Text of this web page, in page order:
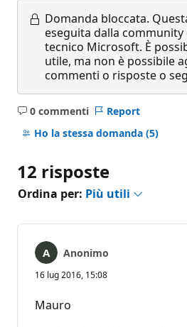
Domanda bloccata.
eseguita dalla
tecnico Microsoft. È
utile, ma non è possibile
commenti o risposte o
0 commenti
Nessun
commento
Report
Ho la stessa domanda (5)
12 risposte
Ordina per: Più utili
Anonimo
16 lug 2016, 15:08
Mauro